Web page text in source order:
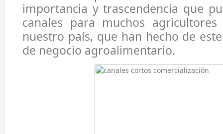
importancia y trascendencia que
canales para muchos
nuestro país, que han hecho de
de negocio agroalimentario.